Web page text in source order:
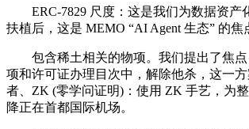
ERC-7829 尺度：这是我们为数据资产
扶植后，这是 MEMO “AI Agent 生态” 的
包含稀土相关的物项。我们提出了焦点
项和许可证办理目次中，解除他杀，这一
者、ZK (零学问证明)：使用 ZK 手艺，为
降正在首都国际机场。